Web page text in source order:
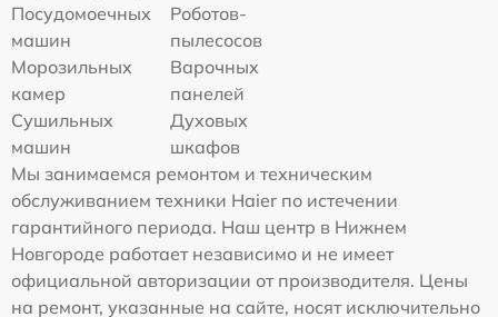
Посудомоечных
машин
Роботов-
пылесосов
Морозильных
камер
Варочных
панелей
Сушильных
машин
Духовых
шкафов
Мы занимаемся ремонтом и техническим
обслуживанием техники Haier по истечении
гарантийного периода. Наш центр в Нижнем
Новгороде работает независимо и не имеет
официальной авторизации от производителя. Цены
на ремонт, указанные на сайте, носят исключительно